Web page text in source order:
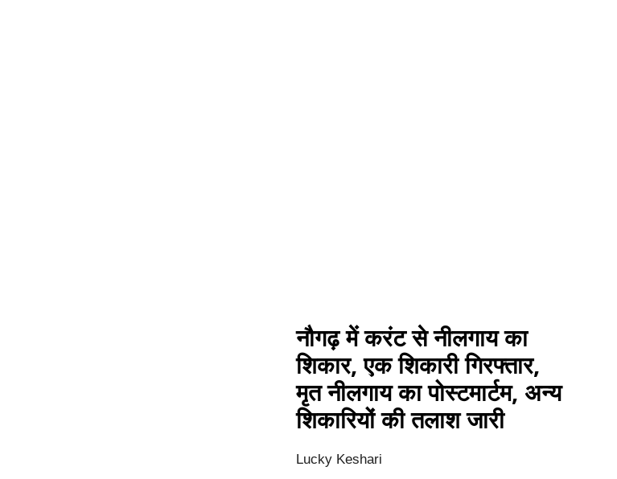
नौगढ़ में करंट से नीलगाय का
शिकार, एक शिकारी गिरफ्तार,
मृत नीलगाय का पोस्टमार्टम, अन्य
शिकारियों की तलाश जारी
Lucky Keshari